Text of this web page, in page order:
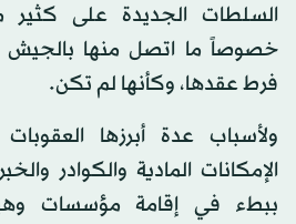
السلطات الجديدة على كثير
خصوصاً ما اتصل منها بالجيش
فرط عقدها، وكأنها لم تكن.
ولأسباب عدة أبرزها
الإمكانات المادية والكوادر
ببطء في إقامة مؤسسات